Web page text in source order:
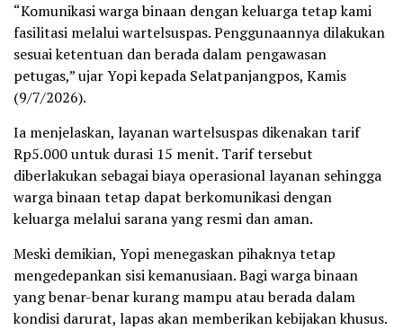
“Komunikasi warga binaan dengan keluarga tetap kami
fasilitasi melalui wartelsuspas. Penggunaannya dilakukan
sesuai ketentuan dan berada dalam pengawasan
petugas,” ujar Yopi kepada Selatpanjangpos, Kamis
(9/7/2026).
Ia menjelaskan, layanan wartelsuspas dikenakan tarif
Rp5.000 untuk durasi 15 menit. Tarif tersebut
diberlakukan sebagai biaya operasional layanan sehingga
warga binaan tetap dapat berkomunikasi dengan
keluarga melalui sarana yang resmi dan aman.
Meski demikian, Yopi menegaskan pihaknya tetap
mengedepankan sisi kemanusiaan. Bagi warga binaan
yang benar-benar kurang mampu atau berada dalam
kondisi darurat, lapas akan memberikan kebijakan khusus.